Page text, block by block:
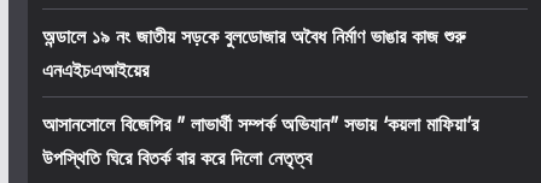
অন্ডালে ১৯ নং জাতীয় সড়কে বুলডোজার অবৈধ নির্মাণ ভাঙার কাজ শুরু
এনএইচএআইয়ের
আসানসোলে বিজেপির ” লাভার্থী সম্পর্ক অভিযান” সভায় ‘কয়লা মাফিয়া’র
উপস্থিতি ঘিরে বিতর্ক বার করে দিলো নেতৃত্ব